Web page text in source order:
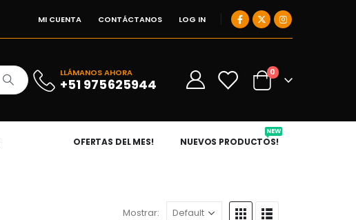
MI CUENTA CONTÁCTANOS LOG IN
LLÁMANOS AHORA
+51 975625944
0 0
OFERTAS DEL MES! NUEVOS PRODUCTOS!
NEW
Mostrar: